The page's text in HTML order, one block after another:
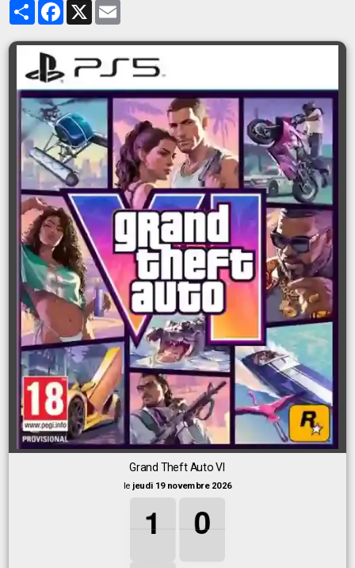
PartagerFacebook
X
Grand Theft Auto VI
le jeudi 19 novembre 2026
1
1
1
1 0
0
0
0